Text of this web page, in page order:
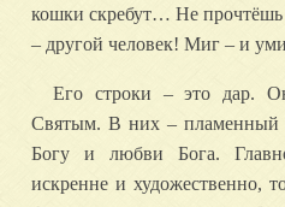
кошки скребут… Не прочтёшь
– другой человек! Миг – и
Его строки – это дар.
Святым. В них – пламенный
Богу и любви Бога.
искренне и художественно,